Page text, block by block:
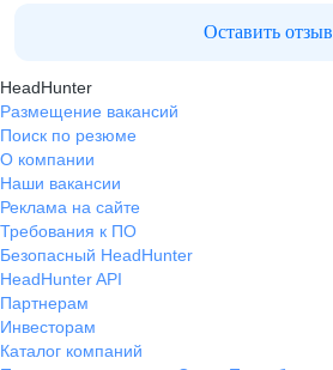
Оставить отзыв
HeadHunter
Размещение вакансий
Поиск по резюме
О компании
Наши вакансии
Реклама на сайте
Требования к ПО
Безопасный HeadHunter
HeadHunter API
Партнерам
Инвесторам
Каталог компаний